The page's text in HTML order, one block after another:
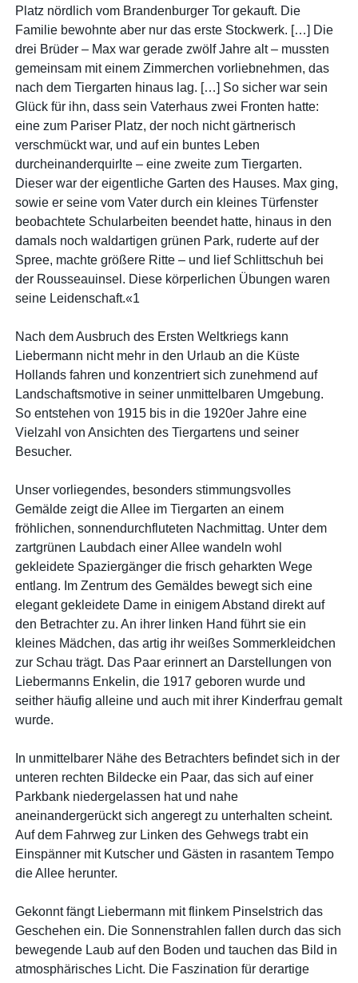
Platz nördlich vom Brandenburger Tor gekauft. Die
Familie bewohnte aber nur das erste Stockwerk. […] Die
drei Brüder – Max war gerade zwölf Jahre alt – mussten
gemeinsam mit einem Zimmerchen vorliebnehmen, das
nach dem Tiergarten hinaus lag. […] So sicher war sein
Glück für ihn, dass sein Vaterhaus zwei Fronten hatte:
eine zum Pariser Platz, der noch nicht gärtnerisch
verschmückt war, und auf ein buntes Leben
durcheinanderquirlte – eine zweite zum Tiergarten.
Dieser war der eigentliche Garten des Hauses. Max ging,
sowie er seine vom Vater durch ein kleines Türfenster
beobachtete Schularbeiten beendet hatte, hinaus in den
damals noch waldartigen grünen Park, ruderte auf der
Spree, machte größere Ritte – und lief Schlittschuh bei
der Rousseauinsel. Diese körperlichen Übungen waren
seine Leidenschaft.«1
Nach dem Ausbruch des Ersten Weltkriegs kann
Liebermann nicht mehr in den Urlaub an die Küste
Hollands fahren und konzentriert sich zunehmend auf
Landschaftsmotive in seiner unmittelbaren Umgebung.
So entstehen von 1915 bis in die 1920er Jahre eine
Vielzahl von Ansichten des Tiergartens und seiner
Besucher.
Unser vorliegendes, besonders stimmungsvolles
Gemälde zeigt die Allee im Tiergarten an einem
fröhlichen, sonnendurchfluteten Nachmittag. Unter dem
zartgrünen Laubdach einer Allee wandeln wohl
gekleidete Spaziergänger die frisch geharkten Wege
entlang. Im Zentrum des Gemäldes bewegt sich eine
elegant gekleidete Dame in einigem Abstand direkt auf
den Betrachter zu. An ihrer linken Hand führt sie ein
kleines Mädchen, das artig ihr weißes Sommerkleidchen
zur Schau trägt. Das Paar erinnert an Darstellungen von
Liebermanns Enkelin, die 1917 geboren wurde und
seither häufig alleine und auch mit ihrer Kinderfrau gemalt
wurde.
In unmittelbarer Nähe des Betrachters befindet sich in der
unteren rechten Bildecke ein Paar, das sich auf einer
Parkbank niedergelassen hat und nahe
aneinandergerückt sich angeregt zu unterhalten scheint.
Auf dem Fahrweg zur Linken des Gehwegs trabt ein
Einspänner mit Kutscher und Gästen in rasantem Tempo
die Allee herunter.
Gekonnt fängt Liebermann mit flinkem Pinselstrich das
Geschehen ein. Die Sonnenstrahlen fallen durch das sich
bewegende Laub auf den Boden und tauchen das Bild in
atmosphärisches Licht. Die Faszination für derartige